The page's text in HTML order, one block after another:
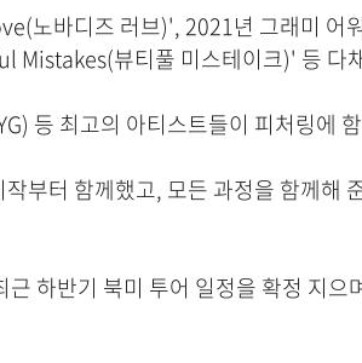
노바디즈 러브)', 2021년 그래미
뷰티풀 미스테이크)' 등 다
등 최고의 아티스트들이 피처링에
부터 함께했고, 모든 과정을 함께해
하반기 북미 투어 일정을 확정 지